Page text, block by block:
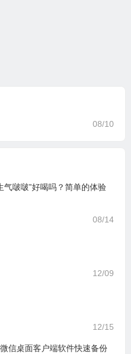
08/10
气啵啵”好喝吗？简单的体验
08/14
12/09
12/15
信桌面客户端软件快速备份